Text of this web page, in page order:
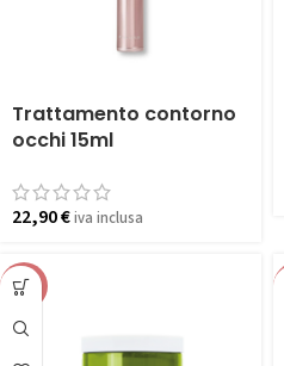
Trattamento contorno
occhi 15ml
22,90€iva inclusa
-20%